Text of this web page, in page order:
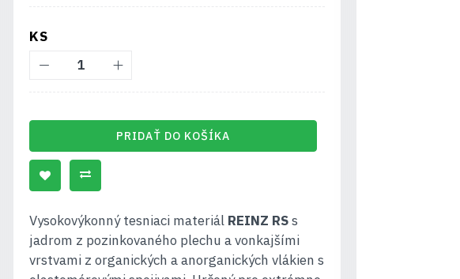
KS
PRIDAŤ DO KOŠÍKA
Vysokovýkonný tesniaci materiál REINZ RSs
jadrom z pozinkovaného plechu a vonkajšími
vrstvami z organických a anorganických vlákien s